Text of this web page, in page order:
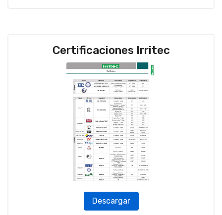
Certificaciones Irritec
Descargar